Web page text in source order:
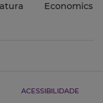
Economics
ACESSIBILIDADE